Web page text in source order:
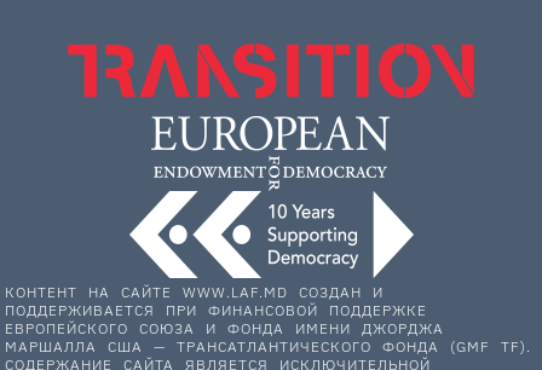
КОНТЕНТ НА САЙТЕ WWW.LAF.MD СОЗДАН И
ПОДДЕРЖИВАЕТСЯ ПРИ ФИНАНСОВОЙ ПОДДЕРЖКЕ
ЕВРОПЕЙСКОГО СОЮЗА И ФОНДА ИМЕНИ ДЖОРДЖА
МАРШАЛЛА США — ТРАНСАТЛАНТИЧЕСКОГО ФОНДА (GMF TF).
СОДЕРЖАНИЕ САЙТА ЯВЛЯЕТСЯ ИСКЛЮЧИТЕЛЬНОЙ